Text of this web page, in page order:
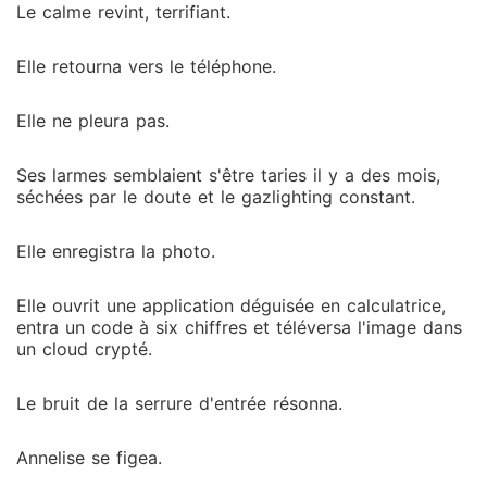
Le calme revint, terrifiant.
Elle retourna vers le téléphone.
Elle ne pleura pas.
Ses larmes semblaient s'être taries il y a des mois,
séchées par le doute et le gazlighting constant.
Elle enregistra la photo.
Elle ouvrit une application déguisée en calculatrice,
entra un code à six chiffres et téléversa l'image dans
un cloud crypté.
Le bruit de la serrure d'entrée résonna.
Annelise se figea.